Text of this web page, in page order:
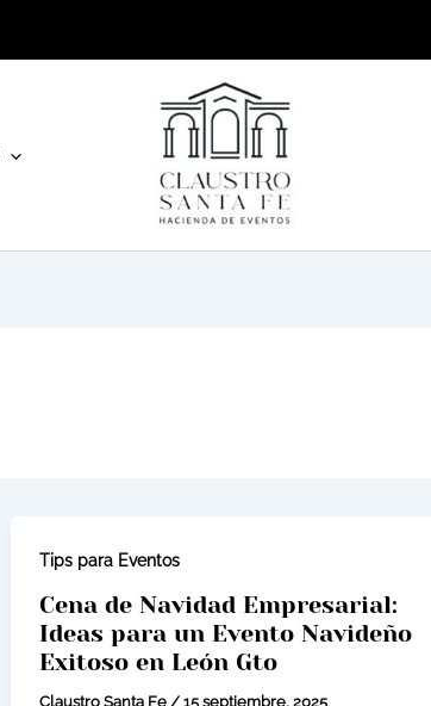
Tips para Eventos
Cena de Navidad Empresarial:
Ideas para un Evento Navideño
Exitoso en León Gto
Claustro Santa Fe / 15 septiembre, 2025